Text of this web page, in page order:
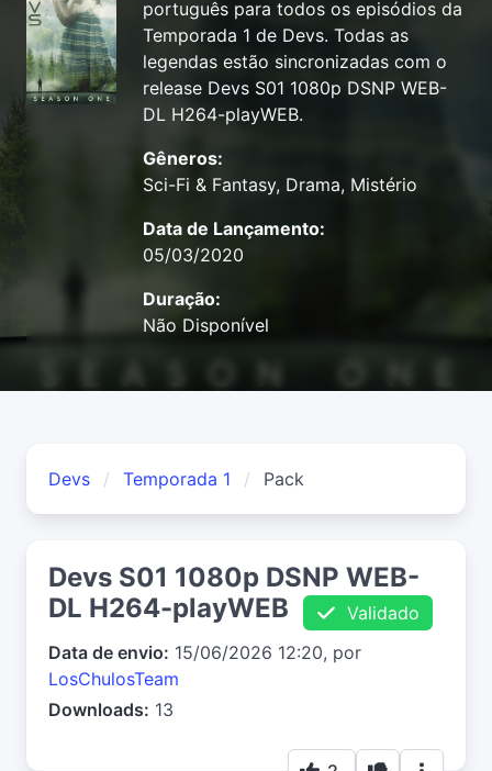
português para todos os episódios da
Temporada 1 de Devs. Todas as
legendas estão sincronizadas com o
release Devs S01 1080p DSNP WEB-
DL H264-playWEB.
Gêneros:
Sci-Fi & Fantasy, Drama, Mistério
Data de Lançamento:
05/03/2020
Duração:
Não Disponível
Devs Temporada 1 Pack
Devs S01 1080p DSNP WEB-
DL H264-playWEB
Validado
Data de envio: 15/06/2026 12:20, por
LosChulosTeam
Downloads: 13